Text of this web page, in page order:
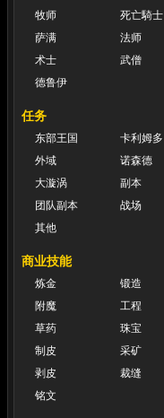
牧师
死亡騎士
萨满
法师
术士
武僧
德鲁伊
任务
东部王国
卡利姆多
外域
诺森德
大漩涡
副本
团队副本
战场
其他
商业技能
炼金
锻造
附魔
工程
草药
珠宝
制皮
采矿
剥皮
裁缝
铭文